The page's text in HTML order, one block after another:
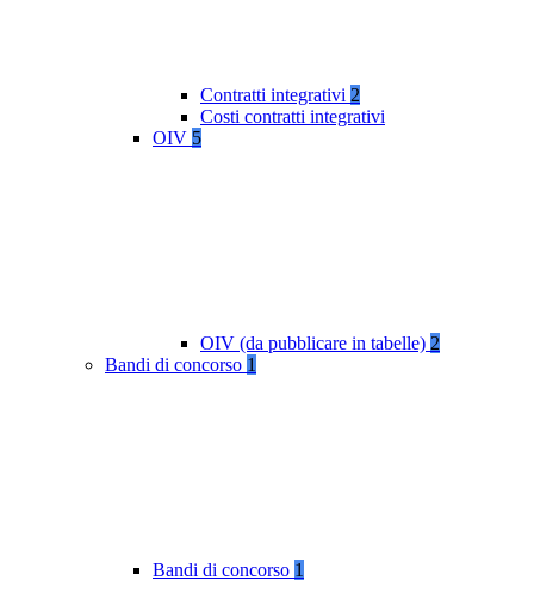
Contratti integrativi 2
Costi contratti integrativi
OIV 5
OIV (da pubblicare in tabelle) 2
Bandi di concorso 1
Bandi di concorso 1